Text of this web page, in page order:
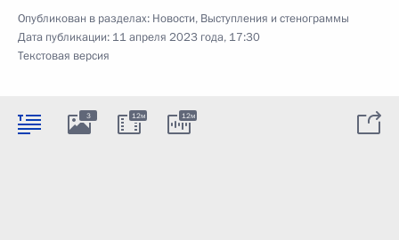
Опубликован в разделах: Новости, Выступления и стенограммы
Дата публикации: 11 апреля 2023 года, 17:30
Текстовая версия
3 12м 12м